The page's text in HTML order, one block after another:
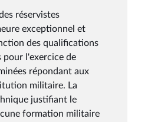
réservistes
exceptionnel et
des qualifications
pour l'exercice de
répondant aux
militaire. La
justifiant le
formation militaire